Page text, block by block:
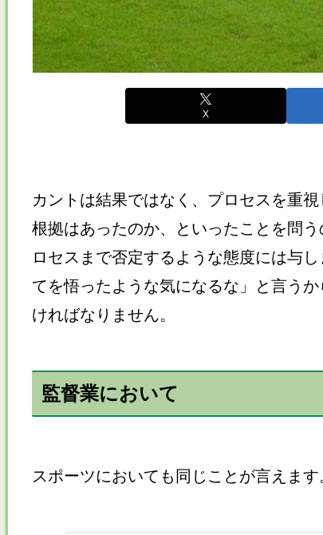
X
カントは結果ではなく、プロセスを重
根拠はあったのか、といったことを問
ロセスまで否定するような態度には与
てを悟ったような気になるな」と言う
ければなりません。
監督業において
スポーツにおいても同じことが言えま